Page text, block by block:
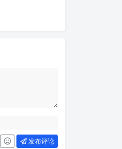
发布评论